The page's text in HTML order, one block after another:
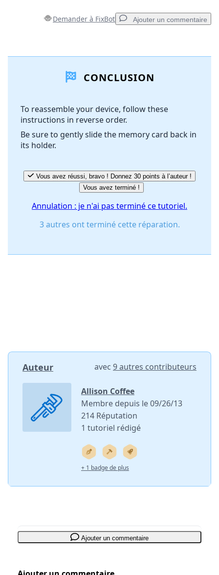
Demander à FixBot Ajouter un commentaire
Ajouter un commentaire
Annuler Publier un commentaire
CONCLUSION
To reassemble your device, follow these
instructions in reverse order.
Be sure to gently slide the memory card back in
its holder.
Vous avez réussi, bravo ! Donnez 30 points à l’auteur !
Vous avez terminé !
Annulation : je n'ai pas terminé ce tutoriel.
3 autres ont terminé cette réparation.
Auteur avec 9 autres contributeurs
Allison Coffee
Membre depuis le 09/26/13
214 Réputation
1 tutoriel rédigé
+ 1 badge de plus
Ajouter un commentaire